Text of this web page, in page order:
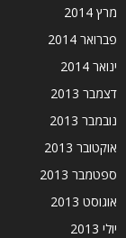
מרץ 2014
פברואר 2014
ינואר 2014
דצמבר 2013
נובמבר 2013
אוקטובר 2013
ספטמבר 2013
אוגוסט 2013
יולי 2013